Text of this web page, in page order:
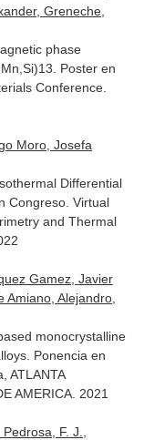
Greneche,
phase
Poster en
Conference.
Moro, Josefa
Differential
Congreso. Virtual
and Thermal
Gamez, Javier
Amiano, Alejandro,
monocrystalline
Ponencia en
ATLANTA
AMERICA. 2021
F. J.,